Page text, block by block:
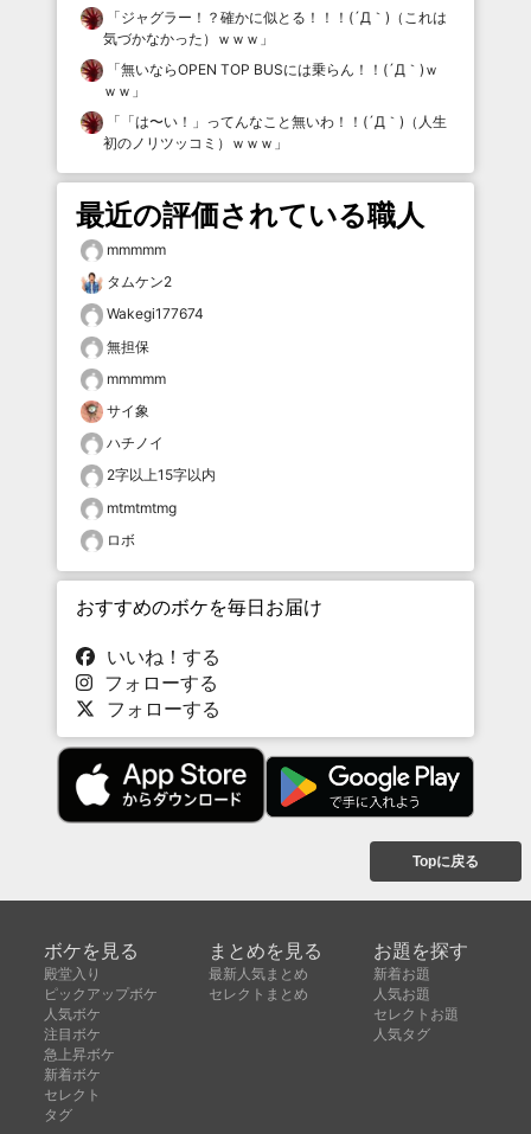
「ジャグラー！？確かに似とる！！！(´Д｀)（これは
気づかなかった）ｗｗｗ 」
「無いならOPEN TOP BUSには乗らん！！(´Д｀)ｗ
ｗｗ 」
「 「は〜い！」ってんなこと無いわ！！(´Д｀)（人生
初のノリツッコミ）ｗｗｗ 」
最近の評価されている職人
mmmmm
タムケン2
Wakegi177674
無担保
mmmmm
サイ象
ハチノイ
2字以上15字以内
mtmtmtmg
ロボ
おすすめのボケを毎日お届け
いいね！する
フォローする
フォローする
Topに戻る
ボケを見る
殿堂入り
ピックアップボケ
人気ボケ
注目ボケ
急上昇ボケ
新着ボケ
セレクト
タグ
まとめを見る
最新人気まとめ
セレクトまとめ
お題を探す
新着お題
人気お題
セレクトお題
人気タグ